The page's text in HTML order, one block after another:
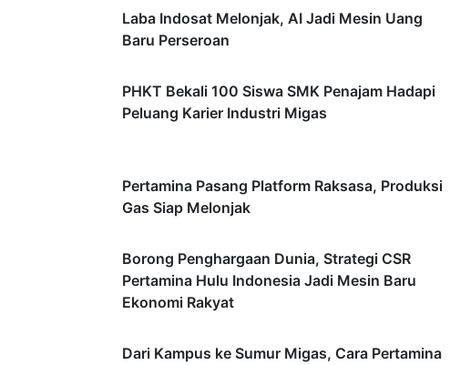
Laba Indosat Melonjak, AI Jadi Mesin Uang
Baru Perseroan
PHKT Bekali 100 Siswa SMK Penajam Hadapi
Peluang Karier Industri Migas
Pertamina Pasang Platform Raksasa, Produksi
Gas Siap Melonjak
Borong Penghargaan Dunia, Strategi CSR
Pertamina Hulu Indonesia Jadi Mesin Baru
Ekonomi Rakyat
Dari Kampus ke Sumur Migas, Cara Pertamina